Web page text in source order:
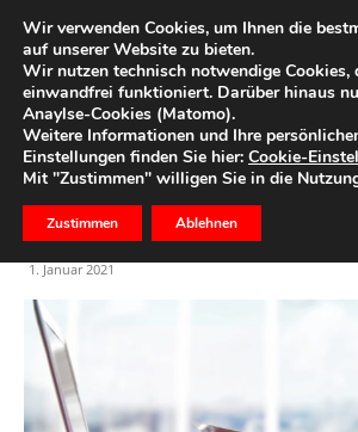
Start Ihr Geld
S-ID-Check: Jetzt
registrieren und
sicher online
1. Januar 2021
Wir verwenden Cookies, um Ihnen die
auf unserer Website zu bieten.
Wir nutzen technisch notwendige Cookies,
einwandfrei funktioniert. Darüber hinaus
Anaylse-Cookies (Matomo).
Weitere Informationen und Ihre
Einstellungen finden Sie hier: Cookie-
Mit "Zustimmen" willigen Sie in die
Zustimmen Ablehnen